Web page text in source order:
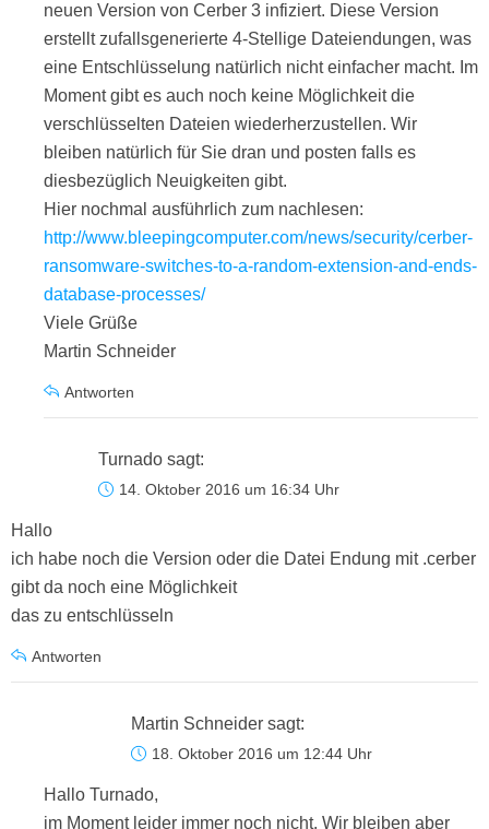
neuen Version von Cerber 3 infiziert. Diese Version
erstellt zufallsgenerierte 4-Stellige Dateiendungen, was
eine Entschlüsselung natürlich nicht einfacher macht. Im
Moment gibt es auch noch keine Möglichkeit die
verschlüsselten Dateien wiederherzustellen. Wir
bleiben natürlich für Sie dran und posten falls es
diesbezüglich Neuigkeiten gibt.
Hier nochmal ausführlich zum nachlesen:
http://www.bleepingcomputer.com/news/security/cerber-
ransomware-switches-to-a-random-extension-and-ends-
database-processes/
Viele Grüße
Martin Schneider
Antworten
Turnado sagt:
14. Oktober 2016 um 16:34 Uhr
Hallo
ich habe noch die Version oder die Datei Endung mit .cerber
gibt da noch eine Möglichkeit
das zu entschlüsseln
Antworten
Martin Schneider sagt:
18. Oktober 2016 um 12:44 Uhr
Hallo Turnado,
im Moment leider immer noch nicht. Wir bleiben aber